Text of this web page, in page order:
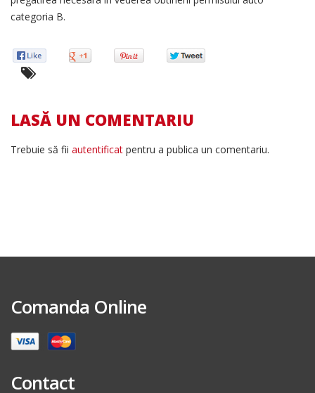
categoria B.
LASĂ UN COMENTARIU
Trebuie să fii autentificat pentru a publica un comentariu.
Comanda Online
Contact